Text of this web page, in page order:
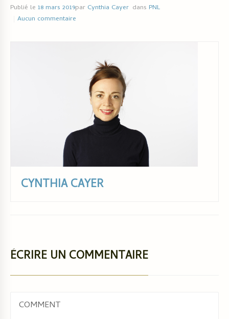
Publié le 18 mars 2019par Cynthia Cayer dans PNL
Aucun commentaire
CYNTHIA CAYER
ÉCRIRE UN COMMENTAIRE
COMMENT